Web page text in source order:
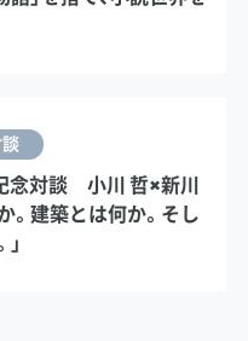
念対談 小川 哲×新川
。建築とは何か。そし